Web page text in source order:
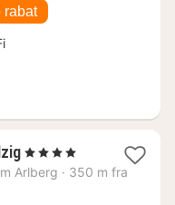
rabat
1
nat
, 4 Stjerner
Arlberg · 350 m fra